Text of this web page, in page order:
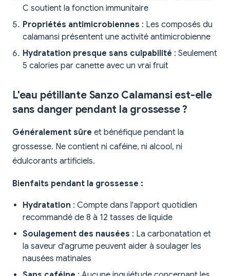
C soutient la fonction immunitaire
Propriétés antimicrobiennes : Les composés du
calamansi présentent une activité antimicrobienne
Hydratation presque sans culpabilité : Seulement
5 calories par canette avec un vrai fruit
L'eau pétillante Sanzo Calamansi est-elle
sans danger pendant la grossesse ?
Généralement sûre et bénéfique pendant la
grossesse. Ne contient ni caféine, ni alcool, ni
édulcorants artificiels.
Bienfaits pendant la grossesse :
Hydratation : Compte dans l'apport quotidien
recommandé de 8 à 12 tasses de liquide
Soulagement des nausées : La carbonatation et
la saveur d'agrume peuvent aider à soulager les
nausées matinales